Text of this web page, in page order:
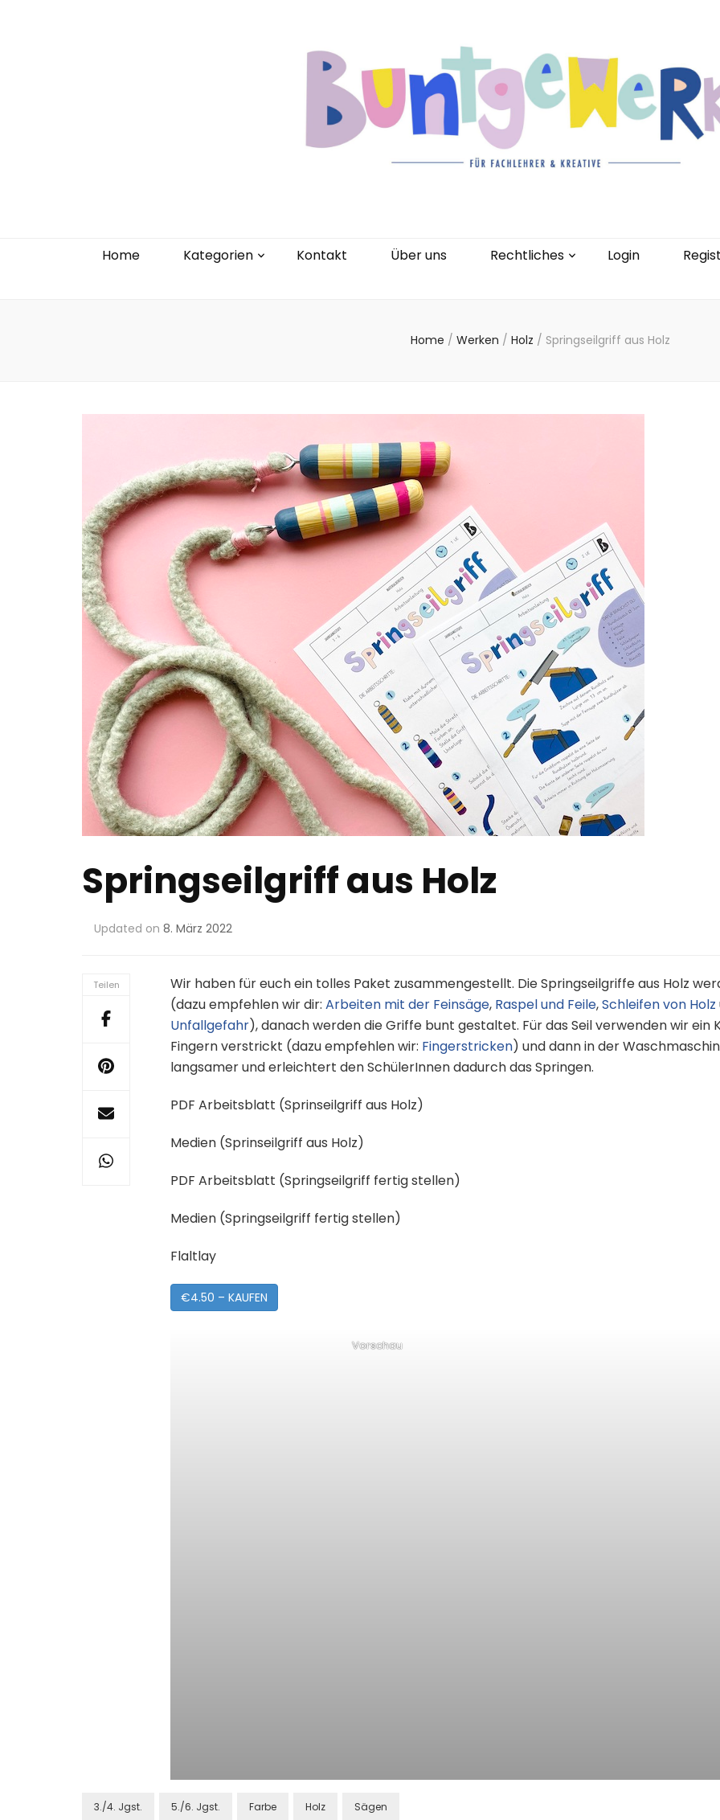
Home Kategorien Kontakt Über uns Rechtliches Login
Home / Werken / Holz / Springseilgriff aus Holz
Springseilgriff aus Holz
Updated on 8. März 2022
Teilen
Wir haben für euch ein tolles Paket zusammengestellt. Die Springseilgriffe aus Holz
(dazu empfehlen wir dir: Arbeiten mit der Feinsäge, Raspel und Feile,Schleifen von Holz
Unfallgefahr), danach werden die Griffe bunt gestaltet. Für das Seil verwenden wir ein
Fingern verstrickt (dazu empfehlen wir: Fingerstricken) und dann in der
langsamer und erleichtert den SchülerInnen dadurch das Springen.
PDF Arbeitsblatt (Sprinseilgriff aus Holz)
Medien (Sprinseilgriff aus Holz)
PDF Arbeitsblatt (Springseilgriff fertig stellen)
Medien (Springseilgriff fertig stellen)
Flaltlay
€4.50 – KAUFEN
Vorschau
3./4. Jgst. 5./6. Jgst. Farbe Holz Sägen